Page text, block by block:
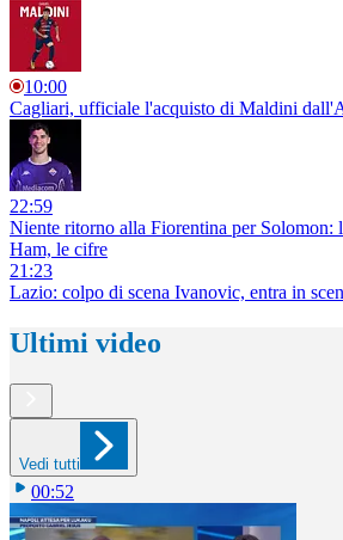
10:00
Cagliari, ufficiale l'acquisto di Maldini
22:59
Niente ritorno alla Fiorentina per Solomon:
Ham, le cifre
21:23
Lazio: colpo di scena Ivanovic, entra in
Ultimi video
Vedi tutti
00:52